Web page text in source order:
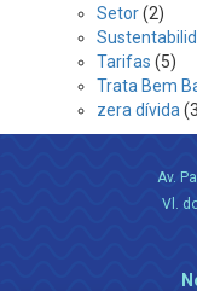
Setor(2)
Tarifas (5)
Trata Bem
zera dívida
Av.
Vl.